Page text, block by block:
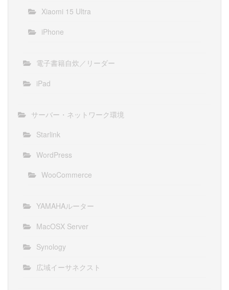
Xiaomi 15 Ultra
iPhone
電子書籍自炊／リーダー
iPad
サーバー・ネットワーク環境
Starlink
WordPress
WooCommerce
YAMAHAルーター
MacOSX Server
Synology
広域イーサネクスト